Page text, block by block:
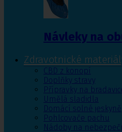
Návleky na
Zdravotnické
CBD z konopí
Doplňky stravy
Přípravky na
Umělá sladidla
Domácí solné jeskyně
Pohlcovače pachu
Nádoby na